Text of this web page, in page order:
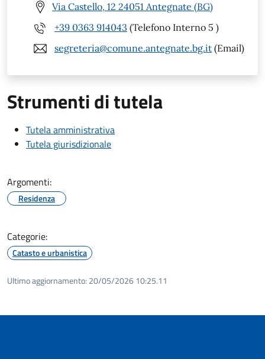
Via Castello, 12 24051 Antegnate (BG)
+39 0363 914043 (Telefono Interno 5 )
segreteria@comune.antegnate.bg.it (Email)
Strumenti di tutela
Tutela amministrativa
Tutela giurisdizionale
Argomenti:
Residenza
Categorie:
Catasto e urbanistica
Ultimo aggiornamento: 20/05/2026 10:25.11